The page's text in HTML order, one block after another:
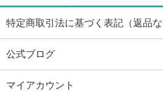
特定商取引法に基づく表記（返品な
公式ブログ
マイアカウント